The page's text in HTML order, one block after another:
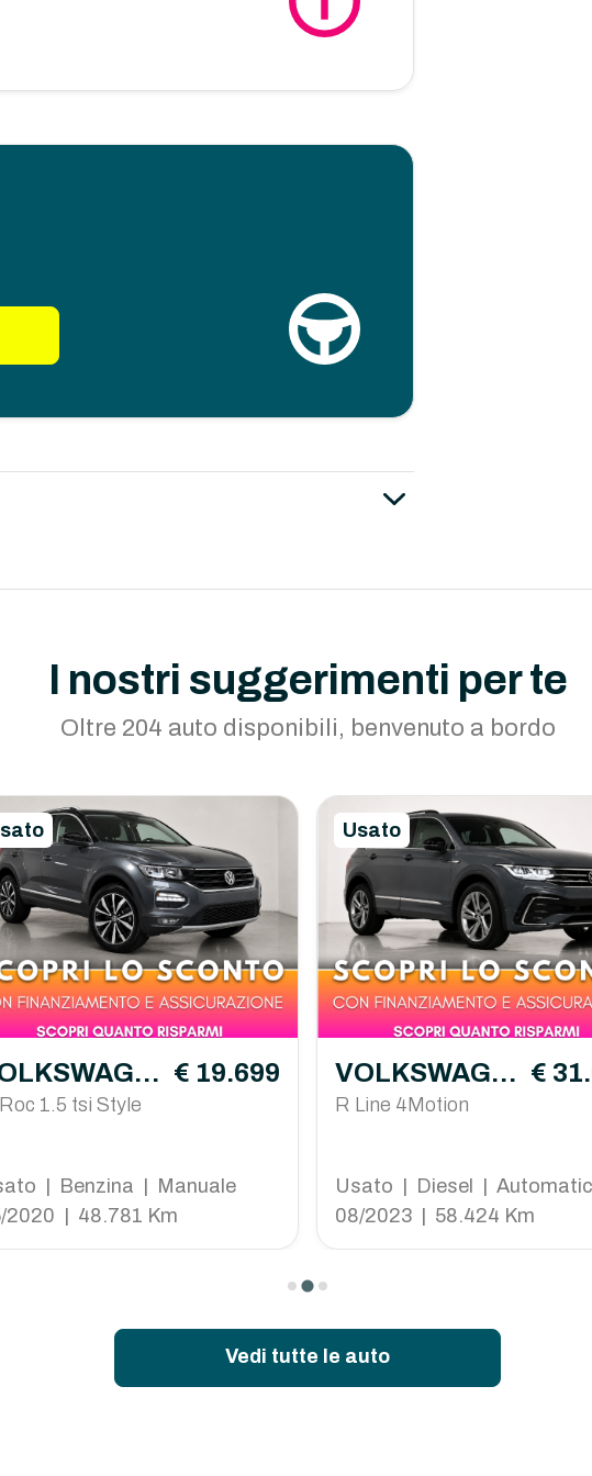
I nostri suggerimenti per te
Oltre 204 auto disponibili, benvenuto a bordo
T-Roc
1.5 tsi Style
€ 19.699
| Benzina | Manuale
2020 | 48.781 Km
Usato
VOLKSWAGE
N Tiguan
R Line 4Motion
€
Usato | Diesel |
08/2023 | 58.424 Km
Vedi tutte le auto